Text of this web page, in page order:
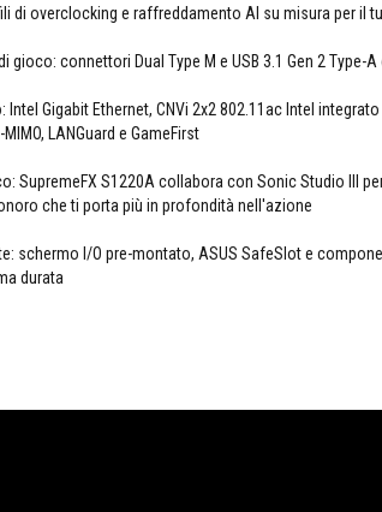
di overclocking e raffreddamento AI su misura per il
gioco: connettori Dual Type M e USB 3.1 Gen 2 Type-A
Intel Gigabit Ethernet, CNVi 2x2 802.11ac Intel
LANGuard e GameFirst
SupremeFX S1220A collabora con Sonic Studio III
che ti porta più in profondità nell'azione
schermo I/O pre-montato, ASUS SafeSlot e
durata